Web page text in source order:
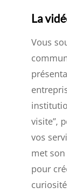
La
Vous
visite”,
vos
met
pour